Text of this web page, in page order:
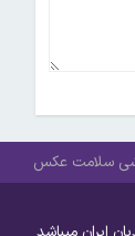
سلامت عکس